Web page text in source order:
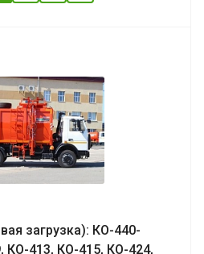
загрузка): КО-440-
КО-413, КО-415, КО-424,